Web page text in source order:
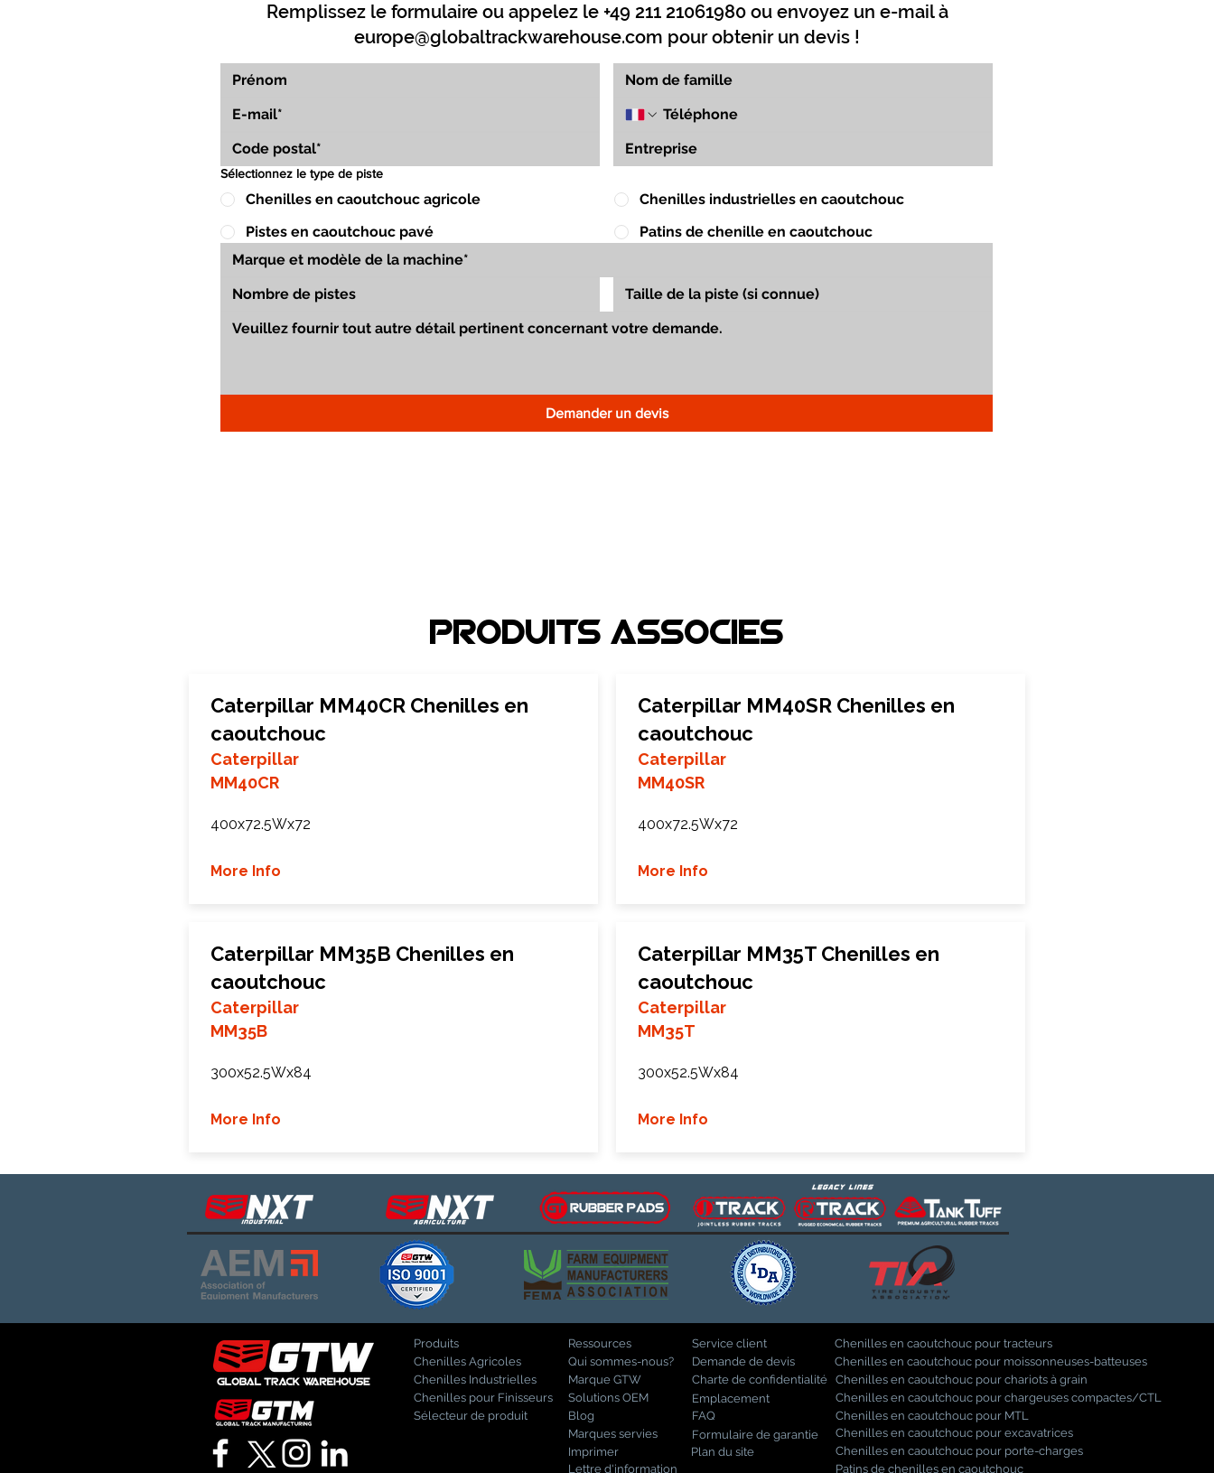
Remplissez le formulaire ou appelez le +49 211 21061980 ou envoyez un e-mail à
europe@globaltrackwarehouse.com pour obtenir un devis !
Sélectionnez le type de piste
Chenilles en caoutchouc agricole
Chenilles industrielles en caoutchouc
Pistes en caoutchouc pavé
Patins de chenille en caoutchouc
Demander un devis
Produits associEs
Caterpillar MM40CR Chenilles en
caoutchouc
Caterpillar
MM40CR
400x72.5Wx72
More Info
Caterpillar MM35B Chenilles en
caoutchouc
Caterpillar
MM35B
300x52.5Wx84
More Info
Caterpillar MM40SR Chenilles en
caoutchouc
Caterpillar
MM40SR
400x72.5Wx72
More Info
Caterpillar MM35T Chenilles en
caoutchouc
Caterpillar
MM35T
300x52.5Wx84
More Info
Produits
Chenilles Agricoles
Chenilles Industrielles
Chenilles pour Finisseurs
Sélecteur de produit
Service client
Ressources
Qui sommes-nous?
Marque GTW
Solutions OEM
Blog
Marques servies
Imprimer
Lettre d'information
Demande de devis
Charte de confidentialité
Emplacement
FAQ
Formulaire de garantie
Plan du site
Chenilles en caoutchouc pour tracteurs
Chenilles en caoutchouc pour moissonneuses-batteuses
Chenilles en caoutchouc pour chariots à grain
Chenilles en caoutchouc pour chargeuses compactes/CTL
Chenilles en caoutchouc pour MTL
Chenilles en caoutchouc pour excavatrices
Chenilles en caoutchouc pour porte-charges
Patins de chenilles en caoutchouc